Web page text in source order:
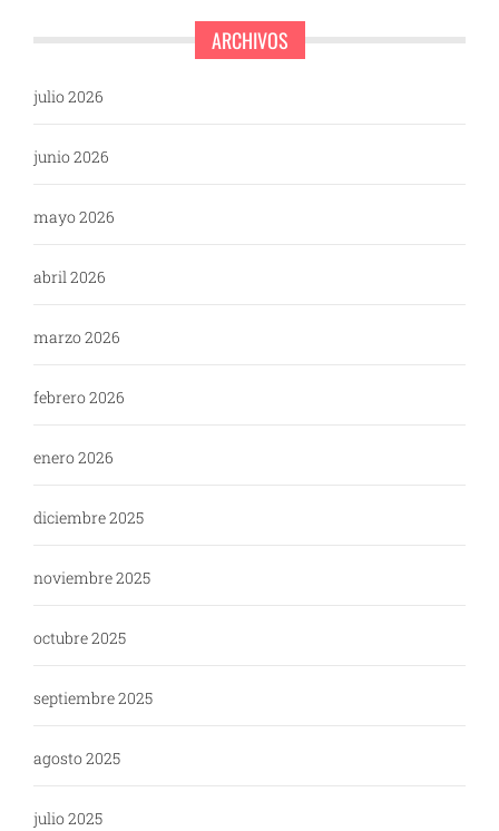
ARCHIVOS
julio 2026
junio 2026
mayo 2026
abril 2026
marzo 2026
febrero 2026
enero 2026
diciembre 2025
noviembre 2025
octubre 2025
septiembre 2025
agosto 2025
julio 2025